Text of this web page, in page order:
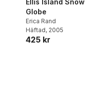
Globe
Erica Rand
Häftad, 2005
425 kr